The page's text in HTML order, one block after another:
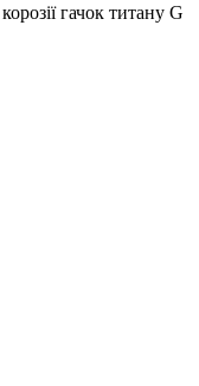
гачок титану G